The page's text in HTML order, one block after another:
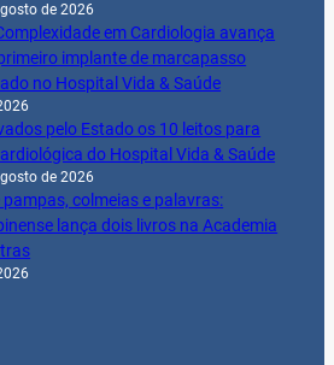
de 2026
em Cardiologia avança
implante de marcapasso
no Hospital Vida & Saúde
pelo Estado os 10 leitos para
do Hospital Vida & Saúde
de 2026
pampas, colmeias e palavras:
lança dois livros na Academia